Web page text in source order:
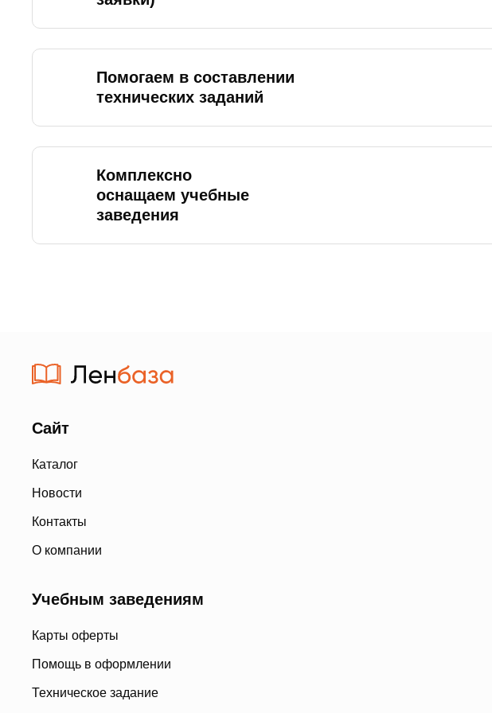
Помогаем в составлении
технических заданий
Комплексно
оснащаем учебные
заведения
Сайт
Каталог
Новости
Контакты
О компании
Учебным заведениям
Карты оферты
Помощь в оформлении
Техническое задание